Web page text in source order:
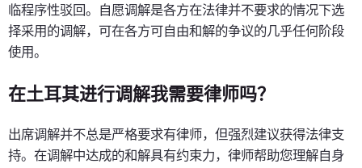
临程序性驳回。自愿调解是各方在法律并不要求的情况下选
择采用的调解，可在各方可自由和解的争议的几乎任何阶段
使用。
在土耳其进行调解我需要律师吗？
出席调解并不总是严格要求有律师，但强烈建议获得法律支
持。在调解中达成的和解具有约束力，律师帮助您理解自身